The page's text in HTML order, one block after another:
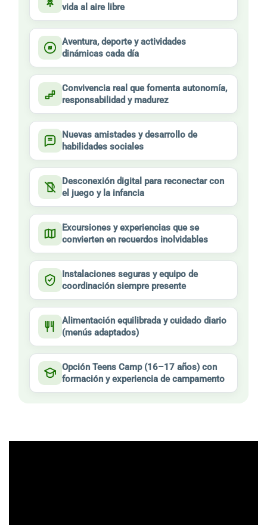
vida al aire libre
Aventura, deporte y actividades
dinámicas cada día
Convivencia real que fomenta autonomía,
responsabilidad y madurez
Nuevas amistades y desarrollo de
habilidades sociales
Desconexión digital para reconectar con
el juego y la infancia
Excursiones y experiencias que se
convierten en recuerdos inolvidables
Instalaciones seguras y equipo de
coordinación siempre presente
Alimentación equilibrada y cuidado diario
(menús adaptados)
Opción Teens Camp (16–17 años) con
formación y experiencia de campamento